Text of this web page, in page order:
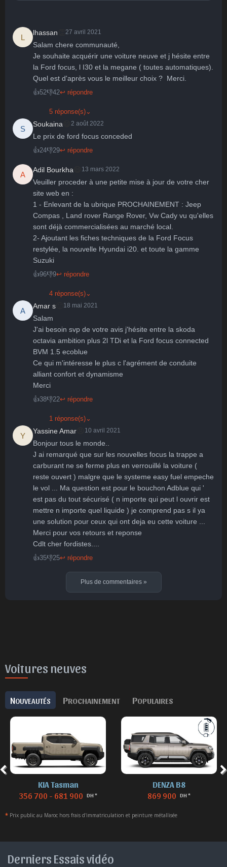
🤩
Parfait
👏
Bravo
😄
Réjoui
🙂
Content
😐
Indifférent
😮 😞 😠 😨
L
lhassan 27 avril 2021
Salam chere communauté,
Je souhaite acquérir une voiture neuve et j hésite entre
la Ford focus, l I30 et la megane ( toutes automatiques).
Quel est d'après vous le meilleur choix ?  Merci.
👍52👎42↩ répondre
5 réponse(s) ⌄
S
Soukaina 2 août 2022
Le prix de ford focus conceded
👍24👎29↩ répondre
A
Adil Bourkha 13 mars 2022
Veuiller proceder à une petite mise à jour de votre cher
site web en :
1 - Enlevant de la ubrique PROCHAINEMENT : Jeep
Compas , Land rover Range Rover, Vw Cady vu qu'elles
sont déjà commercialisées au marché local.
2- Ajoutant les fiches techniques de la Ford Focus
restylée, la nouvelle Hyundai i20. et toute la gamme
Suzuki
👍96👎9↩ répondre
4 réponse(s) ⌄
A
Amar s 18 mai 2021
Salam
J'ai besoin svp de votre avis j'hésite entre la skoda
octavia ambition plus 2l TDi et la Ford focus connected
BVM 1.5 ecoblue
Ce qui m'intéresse le plus c l'agrément de conduite
alliant confort et dynamisme
Merci
👍38👎22↩ répondre
1 réponse(s) ⌄
Y
Yassine Amar 10 avril 2021
Bonjour tous le monde..
J ai remarqué que sur les nouvelles focus la trappe a
carburant ne se ferme plus en verrouillé la voiture (
reste ouvert ) malgre que le systeme easy fuel empeche
le vol ... Ma question est pour le bouchon Adblue qui '
est pas du tout sécurisé ( n importe qui peut l ouvrir est
mettre n importe quel liquide ) je comprend pas s il ya
une solution pour ceux qui ont deja eu cette voiture ...
Merci pour vos retours et reponse
Cdlt cher fordistes....
👍35👎25↩ répondre
Plus de commentaires »
Voitures neuves
NOUVEAUTÉS PROCHAINEMENT POPULAIRES
KIA Tasman
356 700 - 681 900 DH *
DENZA B8
869 900 DH *
* Prix public au Maroc hors frais d'immatriculation et peinture métallisée
Derniers Essais vidéo